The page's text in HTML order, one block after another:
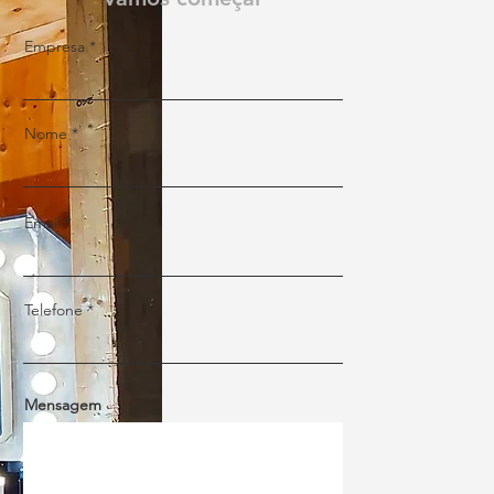
Empresa
Nome
Email
Telefone
Mensagem